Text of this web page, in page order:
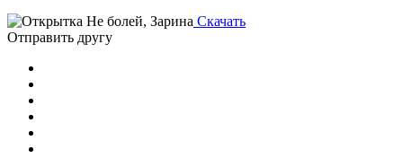
Скачать
Отправить другу